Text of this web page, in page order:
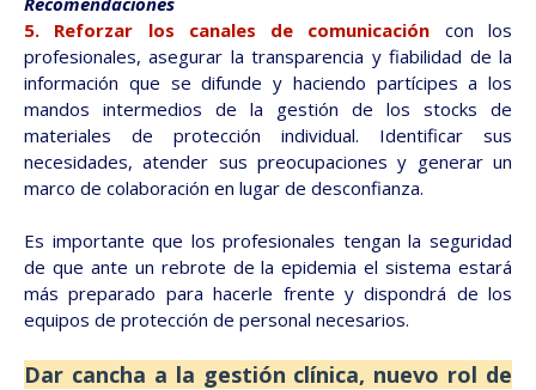
5. Reforzar los canales de comunicación
con los
profesionales, asegurar la transparencia y fiabilidad de la
información que se difunde y haciendo partícipes a los
mandos intermedios de la gestión de los stocks de
materiales de protección individual. Identificar sus
necesidades, atender sus preocupaciones y generar un
marco de colaboración en lugar de desconfianza.
Es importante que los profesionales tengan la seguridad
de que ante un rebrote de la epidemia el sistema estará
más preparado para hacerle frente y dispondrá de los
equipos de protección de personal necesarios.
Dar cancha a la gestión clínica, nuevo rol de